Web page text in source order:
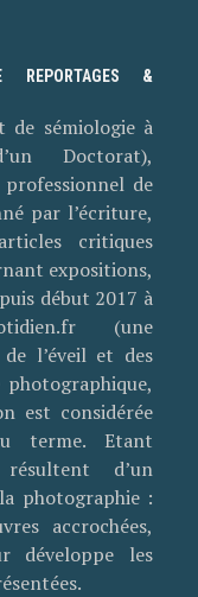
REPORTAGES &
de sémiologie à
Doctorat),
de
par l’écriture,
critiques
expositions,
début 2017 à
(une
l’éveil et des
est considérée
terme. Etant
d’un
photographie :
accrochées,
développe les